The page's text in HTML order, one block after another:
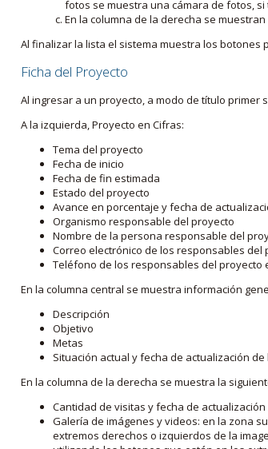
fotos se muestra una cámara de fotos,
En la columna de la derecha se
Al finalizar la lista el sistema muestra los
Ficha del Proyecto
Al ingresar a un proyecto, a modo de título primer
A la izquierda, Proyecto en Cifras:
Tema del proyecto
Fecha de inicio
Fecha de fin estimada
Estado del proyecto
Avance en porcentaje y fecha de
Organismo responsable del proyecto
Nombre de la persona responsable del
Correo electrónico de los responsables del
Teléfono de los responsables del proyecto
En la columna central se muestra información
Descripción
Objetivo
Metas
Situación actual y fecha de actualización
En la columna de la derecha se muestra la
Cantidad de visitas y fecha de
Galería de imágenes y videos: en la zona
extremos derechos o izquierdos de la